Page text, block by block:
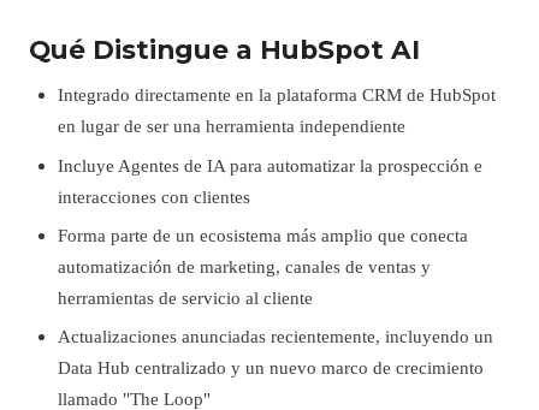
Qué Distingue a HubSpot AI
Integrado directamente en la plataforma CRM de HubSpot
en lugar de ser una herramienta independiente
Incluye Agentes de IA para automatizar la prospección e
interacciones con clientes
Forma parte de un ecosistema más amplio que conecta
automatización de marketing, canales de ventas y
herramientas de servicio al cliente
Actualizaciones anunciadas recientemente, incluyendo un
Data Hub centralizado y un nuevo marco de crecimiento
llamado "The Loop"